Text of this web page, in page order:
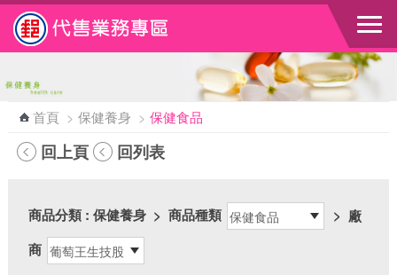
跳到主要內容區塊
首頁 > 保健養身 > 保健食品
回上頁 回列表
商品分類: 保健養身 > 商品種類 > 廠
商